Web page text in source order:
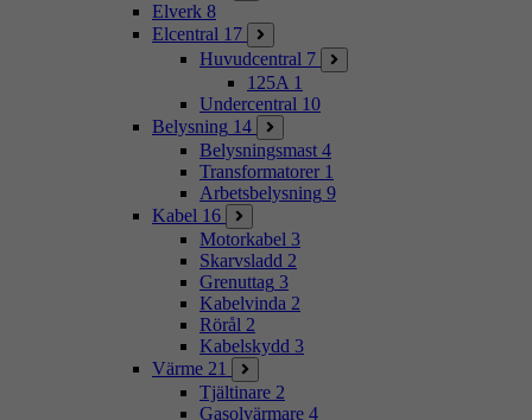
Elverk 8
Elcentral 17
Huvudcentral 7
125A 1
Undercentral 10
Belysning 14
Belysningsmast 4
Transformatorer 1
Arbetsbelysning 9
Kabel 16
Motorkabel 3
Skarvsladd 2
Grenuttag 3
Kabelvinda 2
Rörål 2
Kabelskydd 3
Värme 21
Tjältinare 2
Gasolvärmare 4